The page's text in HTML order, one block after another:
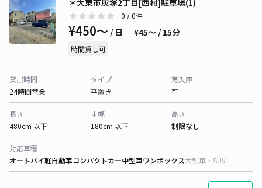
＊大東市灰塚2丁目[西村]駐車場(1)
0 / 0件
¥450〜 / 日 ¥45〜 / 15分
時間貸し可
貸出時間
24時間営業
タイプ
平置き
再入庫
可
長さ
480cm 以下
車幅
180cm 以下
高さ
制限なし
対応車種
オートバイ軽自動車コンパクトカー中型車ワンボックス大型車・SUV